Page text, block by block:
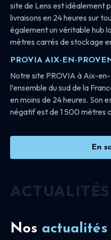
site de Lens est idéalement
livraisons en 24 heures sur
également un véritable hub
mètres carrés de stockage
PROVIA AIX-EN-
Notre site PROVIA à Aix-
l’ensemble du sud de la
en moins de 24 heures. Son
négatif est de 1 500 mètres
En
ACTUALITÉS
Nos actualités